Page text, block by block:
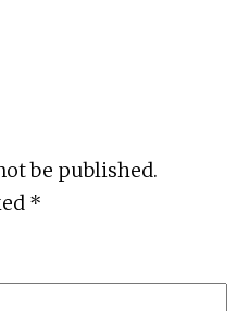
be published.
*